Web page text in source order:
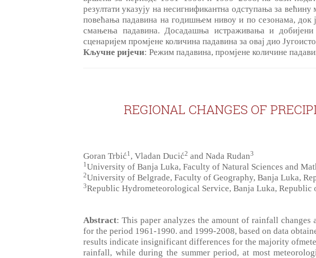
резултати указују на несигнификантна одступања за
повећања падавина на годишњем нивоу и по сезонама, док
смањења падавина. Досадашња истраживања и добијени
сценаријем промјене количина падавина за овај дио
Кључне ријечи: Режим падавина, промјене количине
REGIONAL CHANGES OF
Goran Trbić1 , Vladan Ducić2 and Nada Rudan3
1 University of Banja Luka, Faculty of Natural Sciences and
2University of Belgrade, Faculty of Geography, Banja Luka,
3Republic Hydrometeorological Service, Banja Luka, Republic
Abstract: This paper analyzes the amount of rainfall
for the period 1961-1990. and 1999-2008, based on data
results indicate insignificant differences for the majority
rainfall, while during the summer period, at most